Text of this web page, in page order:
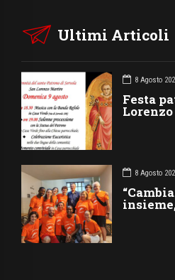
Ultimi Articoli
8 Agosto
Festa
8 Agosto